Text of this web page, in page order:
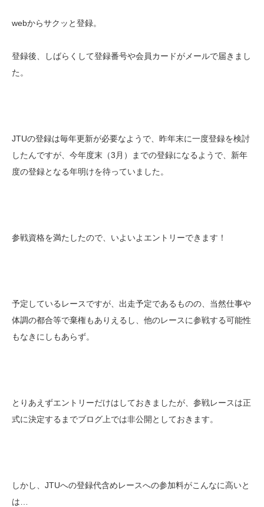
webからサクッと登録。
登録後、しばらくして登録番号や会員カードがメールで届きまし
た。
JTUの登録は毎年更新が必要なようで、昨年末に一度登録を検討
したんですが、今年度末（3月）までの登録になるようで、新年
度の登録となる年明けを待っていました。
参戦資格を満たしたので、いよいよエントリーできます！
予定しているレースですが、出走予定であるものの、当然仕事や
体調の都合等で棄権もありえるし、他のレースに参戦する可能性
もなきにしもあらず。
とりあえずエントリーだけはしておきましたが、参戦レースは正
式に決定するまでブログ上では非公開としておきます。
しかし、JTUへの登録代含めレースへの参加料がこんなに高いと
は…